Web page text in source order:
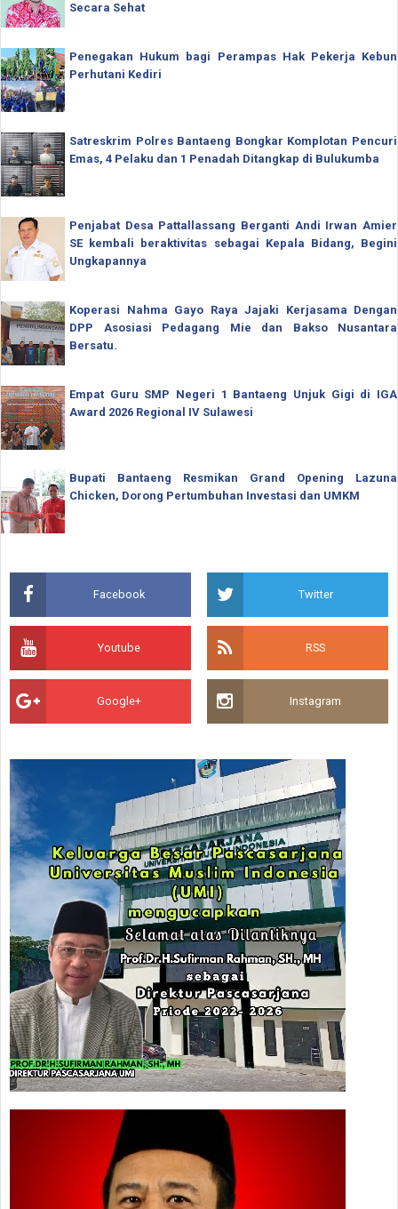
Secara Sehat
Penegakan Hukum bagi Perampas Hak Pekerja Kebun
Perhutani Kediri
Satreskrim Polres Bantaeng Bongkar Komplotan Pencuri
Emas, 4 Pelaku dan 1 Penadah Ditangkap di Bulukumba
Penjabat Desa Pattallassang Berganti Andi Irwan Amier
SE kembali beraktivitas sebagai Kepala Bidang, Begini
Ungkapannya
Koperasi Nahma Gayo Raya Jajaki Kerjasama Dengan
DPP Asosiasi Pedagang Mie dan Bakso Nusantara
Bersatu.
Empat Guru SMP Negeri 1 Bantaeng Unjuk Gigi di IGA
Award 2026 Regional IV Sulawesi
Bupati Bantaeng Resmikan Grand Opening Lazuna
Chicken, Dorong Pertumbuhan Investasi dan UMKM
Facebook Twitter
Youtube RSS
Google+ Instagram